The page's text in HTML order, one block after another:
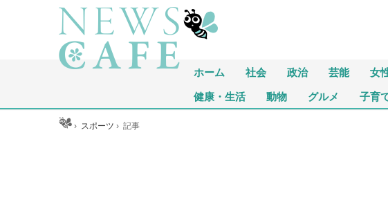
ホーム 社会 政治 芸能 女
健康・生活 動物 グルメ 子育
ホーム › スポーツ ›記事